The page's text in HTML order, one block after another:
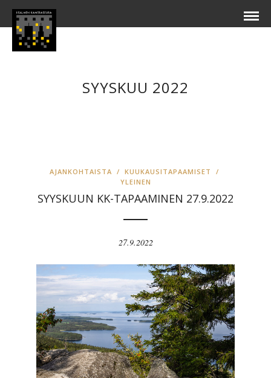
SYYSKUU 2022
AJANKOHTAISTA / KUUKAUSITAPAAMISET
/
YLEINEN
SYYSKUUN KK-TAPAAMINEN 27.9.2022
27.9.2022